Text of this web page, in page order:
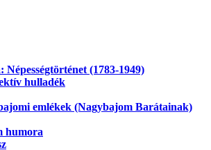
(1783-1949)
hulladék
emlékek (Nagybajom Barátainak)
humora